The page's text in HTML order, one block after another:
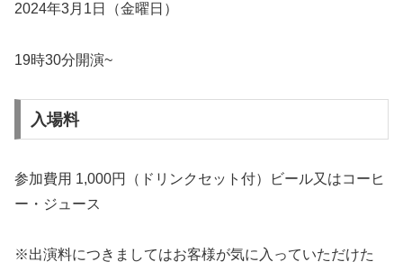
2024年3月1日（金曜日）
19時30分開演~
入場料
参加費用 1,000円（ドリンクセット付）ビール又はコーヒ
ー・ジュース
※出演料につきましてはお客様が気に入っていただけた